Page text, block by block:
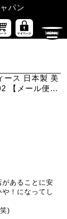
パン
ース 日本製 美
【メール便
あることに安
！になってし
)